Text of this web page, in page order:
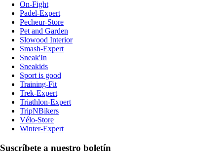
On-Fight
Padel-Expert
Pecheur-Store
Pet and Garden
Slowood Interior
Smash-Expert
Sneak'In
Sneakids
Sport is good
Training-Fit
Trek-Expert
Triathlon-Expert
TripNBikers
Vélo-Store
Winter-Expert
Suscríbete a nuestro boletín